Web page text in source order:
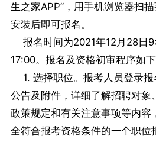
生之家APP”，用手机浏览器扫
安装后即可报名。
报名时间为2021年12月28日
17:00。报名及资格初审程序如下
1. 选择职位。报考人员登录报
公告及附件，详细了解招聘对象
政策规定和有关注意事项等内容
全符合报考资格条件的一个职位